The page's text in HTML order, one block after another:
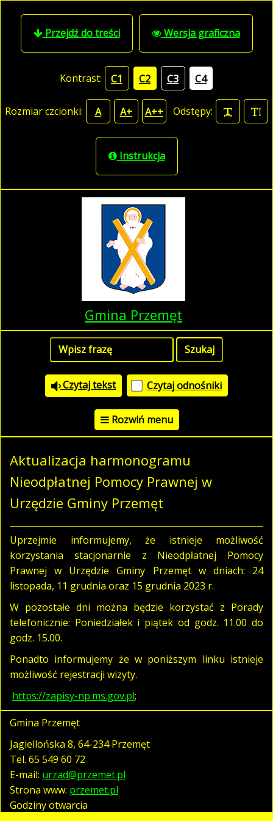
Przejdź do treści Wersja graficzna
Kontrast: C1 C2 C3 C4
Rozmiar czcionki: A A+ A++ Odstępy:
Instrukcja
Gmina Przemęt
Czytaj tekst Czytaj odnośniki
Rozwiń menu
Aktualizacja harmonogramu
Nieodpłatnej Pomocy Prawnej w
Urzędzie Gminy Przemęt
Uprzejmie informujemy, że istnieje możliwość
korzystania stacjonarnie z Nieodpłatnej Pomocy
Prawnej w Urzędzie Gminy Przemęt w dniach: 24
listopada, 11 grudnia oraz 15 grudnia 2023 r.
W pozostałe dni można będzie korzystać z Porady
telefonicznie: Poniedziałek i piątek od godz. 11.00 do
godz. 15.00.
Ponadto informujemy że w poniższym linku istnieje
możliwość rejestracji wizyty.
https://zapisy-np.ms.gov.pl;
Gmina Przemęt
Jagiellońska 8, 64-234 Przemęt
Tel. 65 549 60 72
E-mail: urzad@przemet.pl
Strona www: przemet.pl
Godziny otwarcia